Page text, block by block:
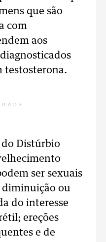
que são
com
aos
testosterona.
do Distúrbio
ser sexuais
diminuição ou
do interesse
ereções
e de